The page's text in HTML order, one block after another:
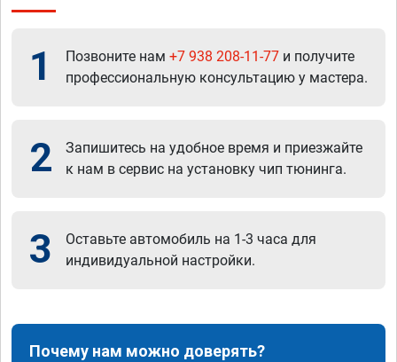
1 Позвоните нам +7 938 208-11-77 и получите
профессиональную консультацию у мастера.
2
Запишитесь на удобное время и приезжайте
к нам в сервис на установку чип тюнинга.
3
Оставьте автомобиль на 1-3 часа для
индивидуальной настройки.
Почему нам можно доверять?